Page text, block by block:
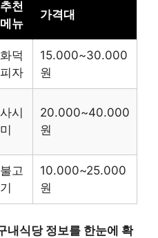
추천
메뉴
가격대
화덕
피자
15.000~30.000
원
사시
미
20.000~40.000
원
불고
기
10.000~25.000
원
내식당 정보를 한눈에 확